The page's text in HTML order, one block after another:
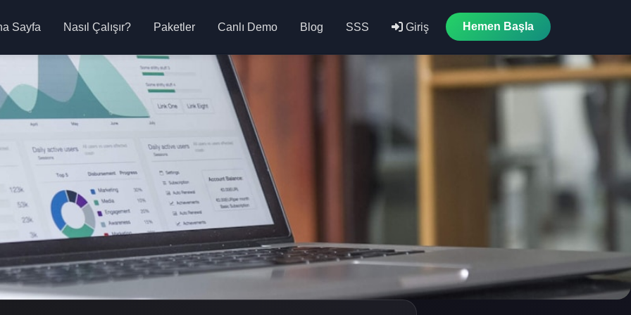
Sayfa Nasıl Çalışır? Paketler Canlı Demo Blog SSS Giriş Hemen Başla